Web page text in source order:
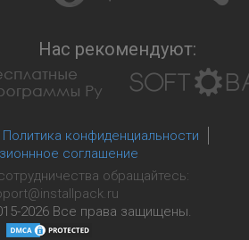
Нас рекомендуют:
Политика конфиденциальности
соглашение
обращайтесь:
2026 Все права защищены.